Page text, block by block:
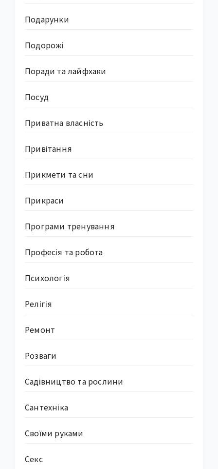
Подарунки
Подорожі
Поради та лайфхаки
Посуд
Приватна власність
Привітання
Прикмети та сни
Прикраси
Програми тренування
Професія та робота
Психологія
Релігія
Ремонт
Розваги
Садівництво та рослини
Сантехніка
Своїми руками
Секс